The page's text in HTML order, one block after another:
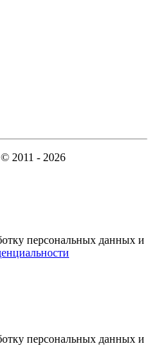
2011 - 2026
персональных данных и
персональных данных и